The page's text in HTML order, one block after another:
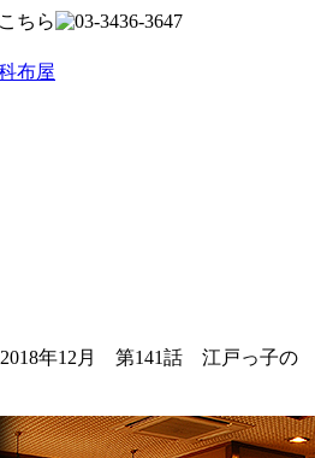
2018年12月 第141話 江戸っ子の